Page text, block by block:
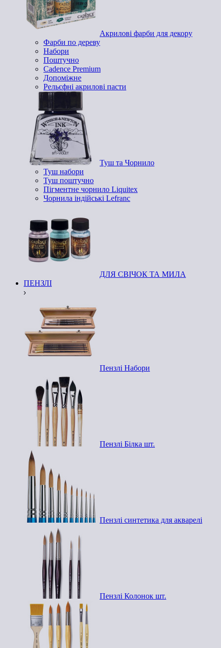
Акрилові фарби для декору
Фарби по дереву
Набори
Поштучно
Cadence Premium
Допоміжне
Рельєфні акрилові пасти
Туш та Чорнило
Туш набори
Туш поштучно
Пігментне чорнило Liquitex
Чорнила індійські Lefranc
ДЛЯ СВІЧОК ТА МИЛА
ПЕНЗЛІ
Пензлі Набори
Пензлі Білка шт.
Пензлі синтетика для акварелі
Пензлі Колонок шт.